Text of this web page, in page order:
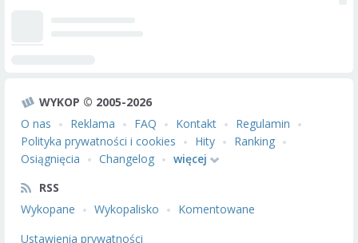
WYKOP © 2005-2026
O nas
Reklama FAQ Kontakt
Regulamin
Polityka prywatności i cookies
Hity
Ranking
Osiągnięcia
Changelog
więcej
RSS
Wykopane
Wykopalisko
Komentowane
Ustawienia prywatności